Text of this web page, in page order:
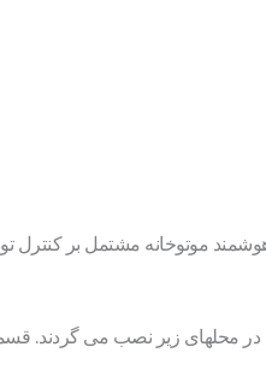
موتوخانه مشتمل بر کنترل
در محلهای زیر نصب می گردند.